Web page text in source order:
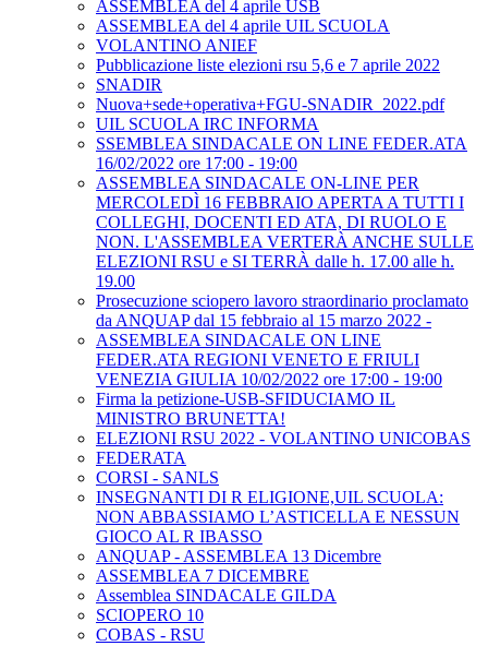
ASSEMBLEA del 4 aprile USB
ASSEMBLEA del 4 aprile UIL SCUOLA
VOLANTINO ANIEF
Pubblicazione liste elezioni rsu 5,6 e 7 aprile 2022
SNADIR
Nuova+sede+operativa+FGU-SNADIR_2022.pdf
UIL SCUOLA IRC INFORMA
SSEMBLEA SINDACALE ON LINE FEDER.ATA
16/02/2022 ore 17:00 - 19:00
ASSEMBLEA SINDACALE ON-LINE PER
MERCOLEDÌ 16 FEBBRAIO APERTA A TUTTI I
COLLEGHI, DOCENTI ED ATA, DI RUOLO E
NON. L'ASSEMBLEA VERTERÀ ANCHE SULLE
ELEZIONI RSU e SI TERRÀ dalle h. 17.00 alle h.
19.00
Prosecuzione sciopero lavoro straordinario proclamato
da ANQUAP dal 15 febbraio al 15 marzo 2022 -
ASSEMBLEA SINDACALE ON LINE
FEDER.ATA REGIONI VENETO E FRIULI
VENEZIA GIULIA 10/02/2022 ore 17:00 - 19:00
Firma la petizione-USB-SFIDUCIAMO IL
MINISTRO BRUNETTA!
ELEZIONI RSU 2022 - VOLANTINO UNICOBAS
FEDERATA
CORSI - SANLS
INSEGNANTI DI R ELIGIONE,UIL SCUOLA:
NON ABBASSIAMO L’ASTICELLA E NESSUN
GIOCO AL R IBASSO
ANQUAP - ASSEMBLEA 13 Dicembre
ASSEMBLEA 7 DICEMBRE
Assemblea SINDACALE GILDA
SCIOPERO 10
COBAS - RSU